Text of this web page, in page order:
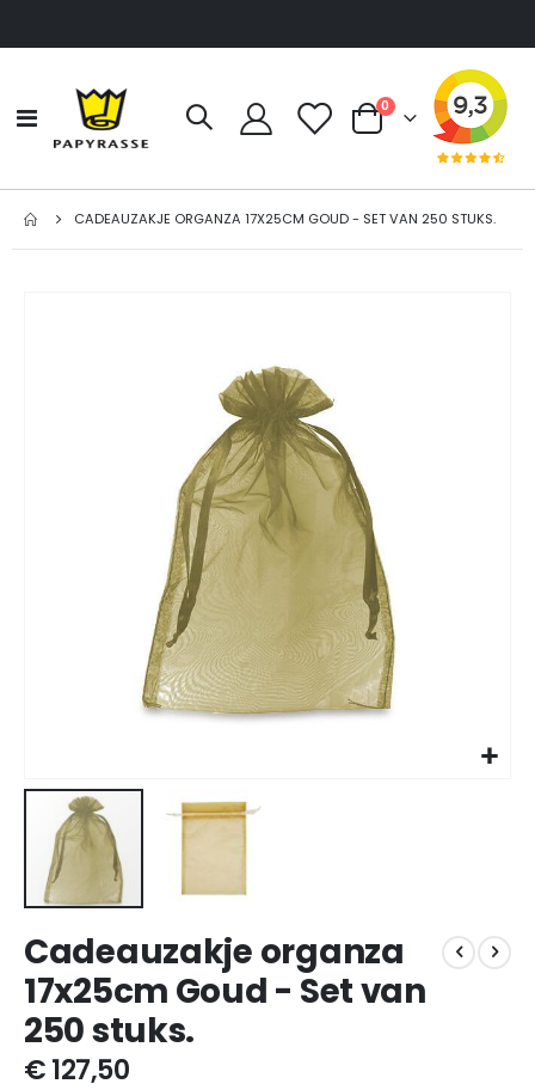
Toggle
Nav
Cart
0producten
CADEAUZAKJE ORGANZA 17X25CM GOUD - SET VAN 250 STUKS.
naar
het
begin
van
de
afbeeldingen-
Cadeauzakje organza
17x25cm Goud - Set van
250 stuks.
€ 127,50